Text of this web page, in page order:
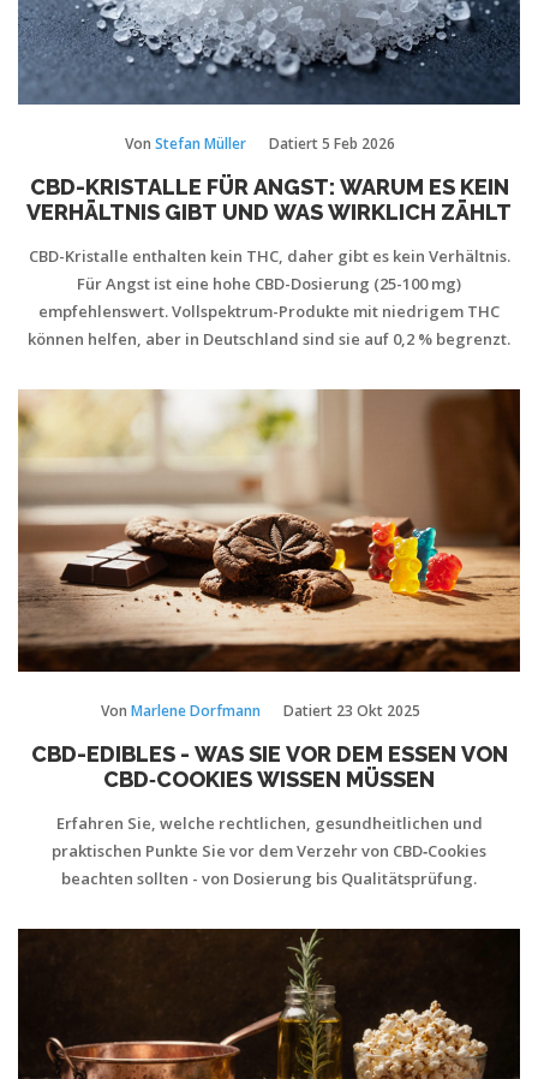
Von Stefan Müller Datiert5 Feb 2026
CBD-KRISTALLE FÜR ANGST: WARUM ES KEIN
VERHÄLTNIS GIBT UND WAS WIRKLICH ZÄHLT
CBD-Kristalle enthalten kein THC, daher gibt es kein Verhältnis.
Für Angst ist eine hohe CBD-Dosierung (25-100 mg)
empfehlenswert. Vollspektrum-Produkte mit niedrigem THC
können helfen, aber in Deutschland sind sie auf 0,2 % begrenzt.
Von Marlene Dorfmann Datiert 23 Okt 2025
CBD-EDIBLES - WAS SIE VOR DEM ESSEN VON
CBD‑COOKIES WISSEN MÜSSEN
Erfahren Sie, welche rechtlichen, gesundheitlichen und
praktischen Punkte Sie vor dem Verzehr von CBD‑Cookies
beachten sollten - von Dosierung bis Qualitätsprüfung.